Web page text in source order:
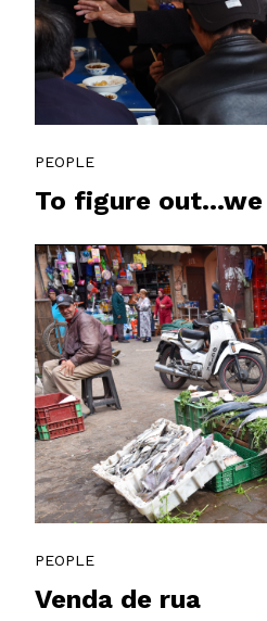
PEOPLE
To figure
PEOPLE
Venda de rua